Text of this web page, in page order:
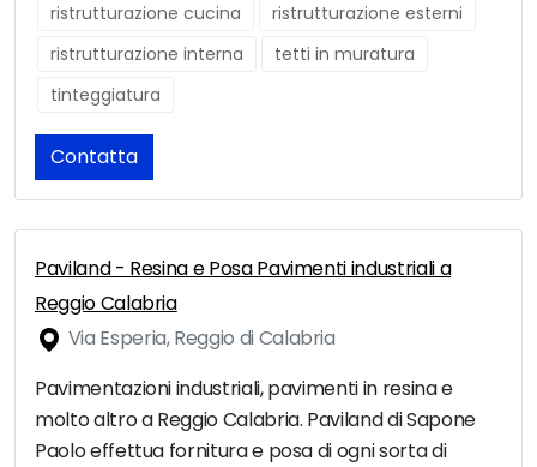
ristrutturazione cucina
ristrutturazione esterni
ristrutturazione interna
tetti in muratura
tinteggiatura
Contatta
Paviland - Resina e Posa Pavimenti industriali a
Reggio Calabria
Via Esperia, Reggio di Calabria
Pavimentazioni industriali, pavimenti in resina e
molto altro a Reggio Calabria. Paviland di Sapone
Paolo effettua fornitura e posa di ogni sorta di